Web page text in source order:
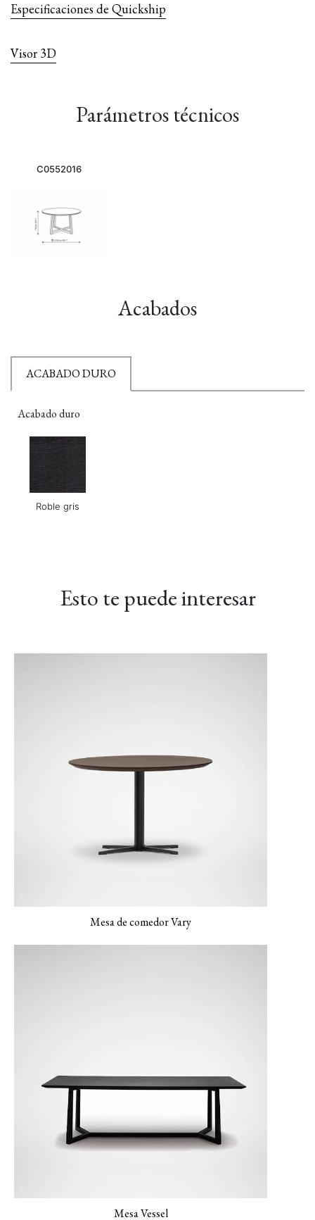
Especificaciones de Quickship
Visor 3D
Parámetros técnicos
C0552016
Acabados
ACABADO DURO
Acabado duro
Roble gris
Esto te puede interesar
Mesa de comedor Vary
Mesa Vessel